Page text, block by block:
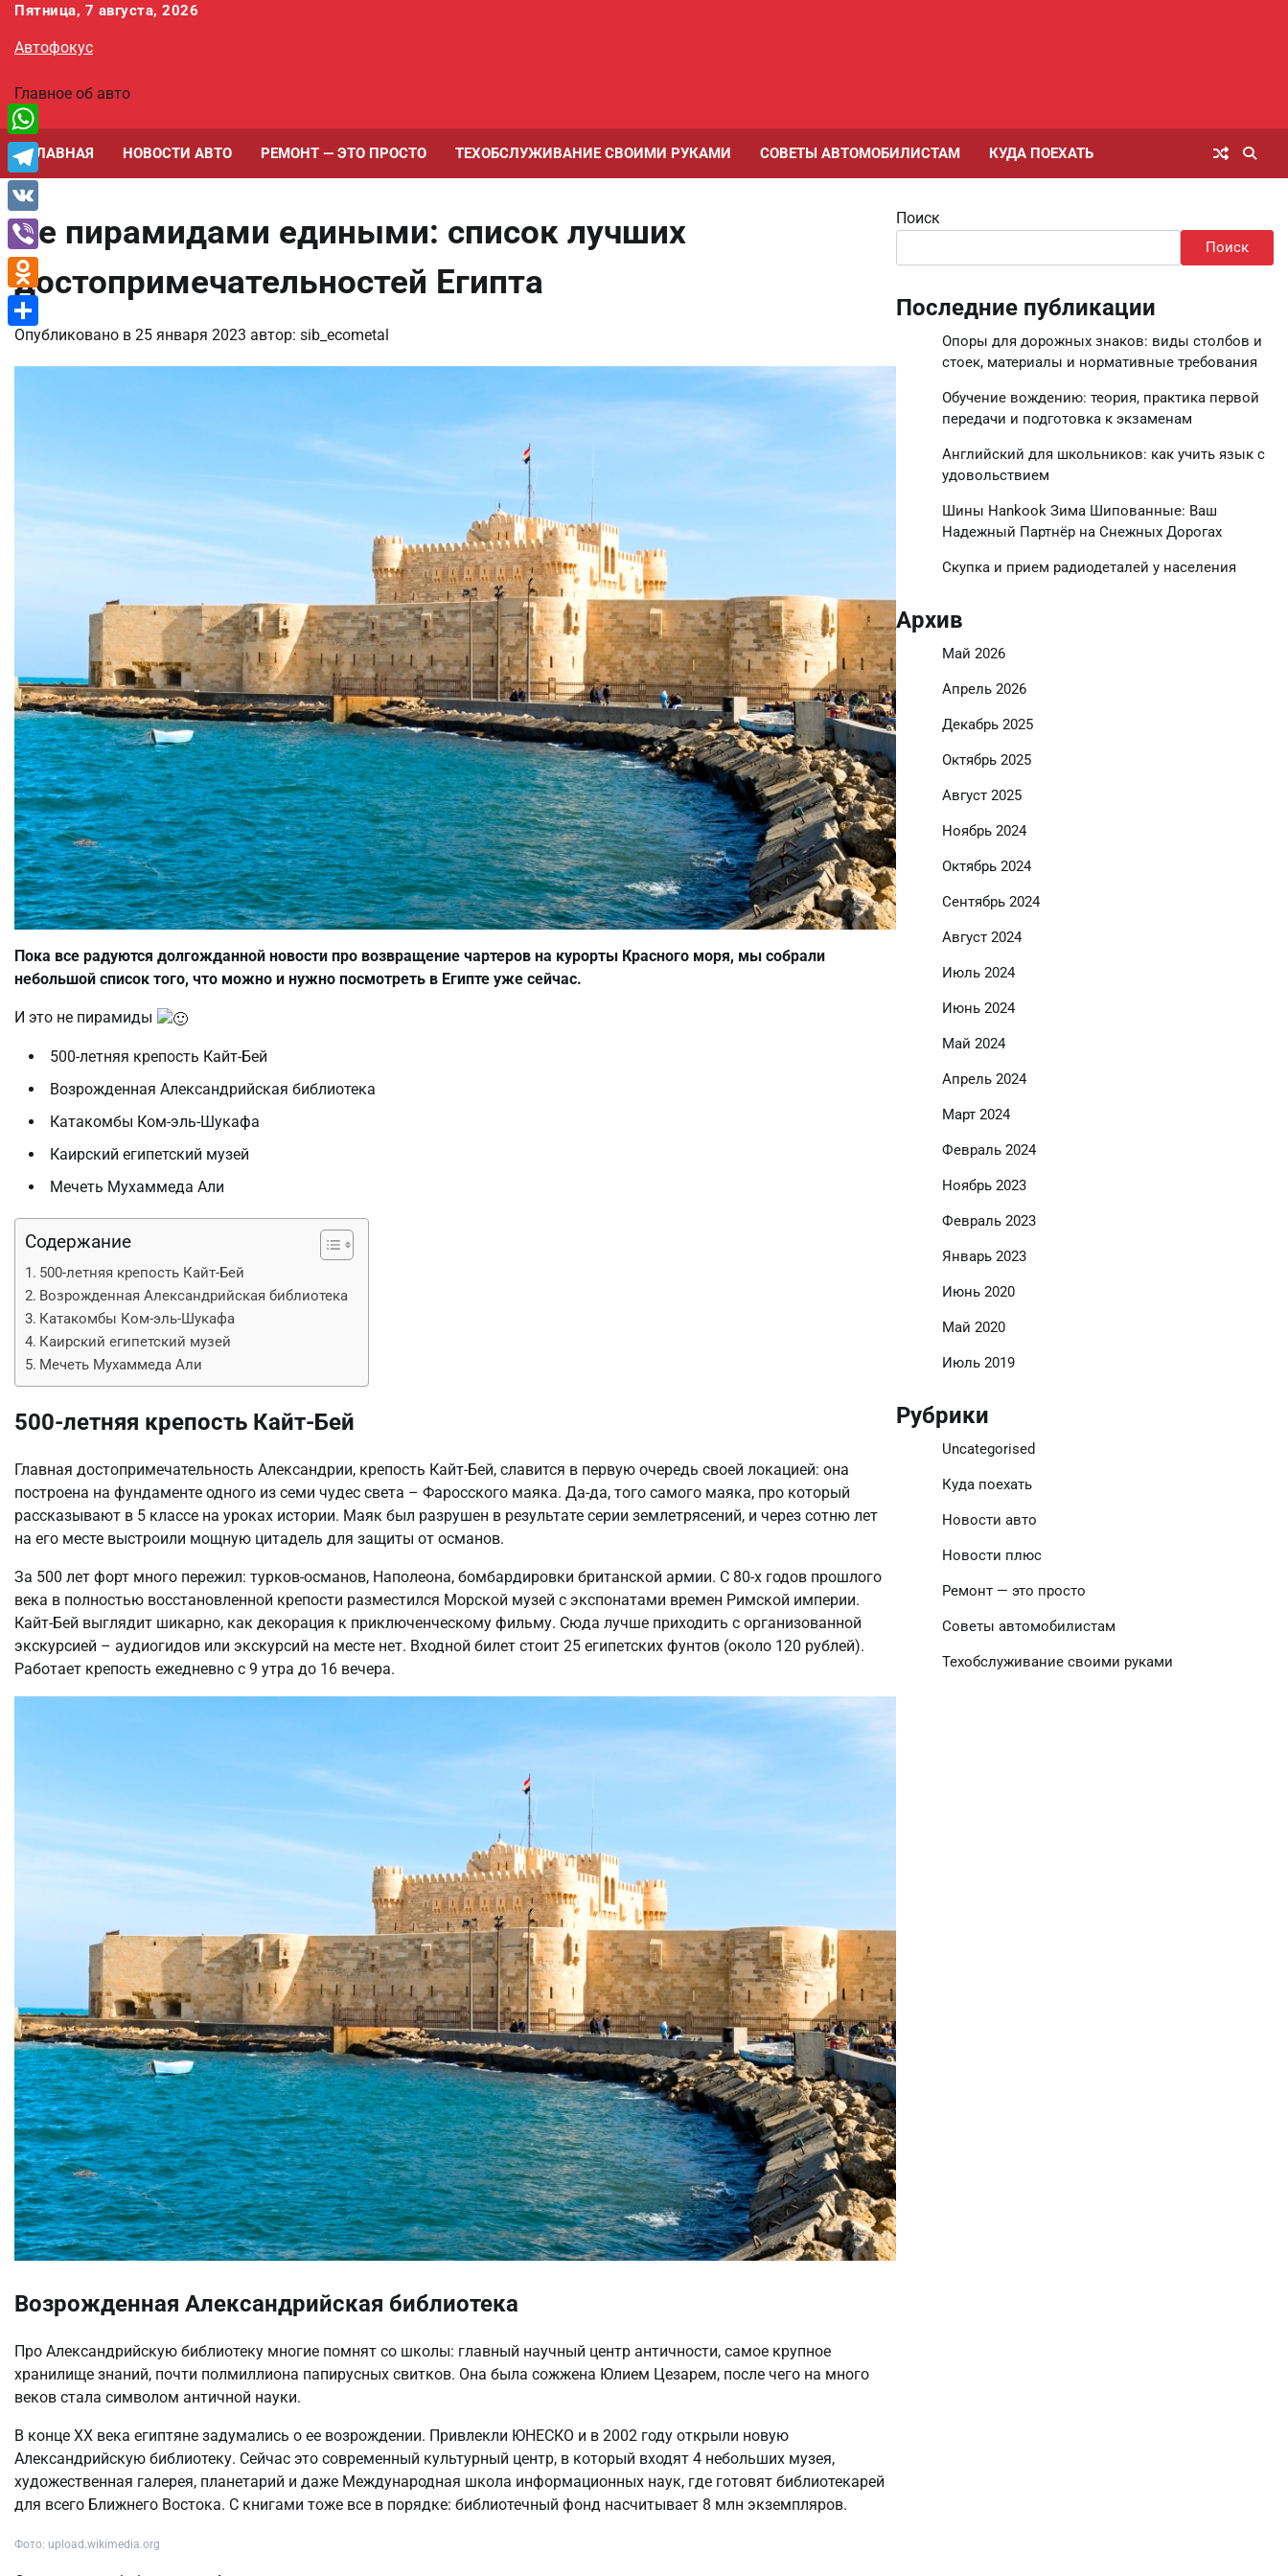
Перейти
содержимому
Пятница, 7 августа, 2026
Автофокус
Главное об авто
ГЛАВНАЯ НОВОСТИ АВТО РЕМОНТ — ЭТО ПРОСТО ТЕХОБСЛУЖИВАНИЕ СВОИМИ РУКАМИ СОВЕТЫ АВТОМОБИЛИСТАМ КУДА ПОЕХАТЬ
Не пирамидами едиными: список лучших
достопримечательностей Египта
Опубликовано в 25 января 2023 автор: sib_ecometal
Пока все радуются долгожданной новости про возвращение чартеров на курорты Красного моря, мы собрали
небольшой список того, что можно и нужно посмотреть в Египте уже сейчас.
И это не пирамиды
500-летняя крепость Кайт-Бей
Возрожденная Александрийская библиотека
Катакомбы Ком-эль-Шукафа
Каирский египетский музей
Мечеть Мухаммеда Али
Содержание
500-летняя крепость Кайт-Бей
Возрожденная Александрийская библиотека
Катакомбы Ком-эль-Шукафа
Каирский египетский музей
Мечеть Мухаммеда Али
500-летняя крепость Кайт-Бей
Главная достопримечательность Александрии, крепость Кайт-Бей, славится в первую очередь своей локацией: она
построена на фундаменте одного из семи чудес света – Фаросского маяка. Да-да, того самого маяка, про который
рассказывают в 5 классе на уроках истории. Маяк был разрушен в результате серии землетрясений, и через сотню лет
на его месте выстроили мощную цитадель для защиты от османов.
За 500 лет форт много пережил: турков-османов, Наполеона, бомбардировки британской армии. С 80-х годов прошлого
века в полностью восстановленной крепости разместился Морской музей с экспонатами времен Римской империи.
Кайт-Бей выглядит шикарно, как декорация к приключенческому фильму. Сюда лучше приходить с организованной
экскурсией – аудиогидов или экскурсий на месте нет. Входной билет стоит 25 египетских фунтов (около 120 рублей).
Работает крепость ежедневно с 9 утра до 16 вечера.
Возрожденная Александрийская библиотека
Про Александрийскую библиотеку многие помнят со школы: главный научный центр античности, самое крупное
хранилище знаний, почти полмиллиона папирусных свитков. Она была сожжена Юлием Цезарем, после чего на много
веков стала символом античной науки.
В конце XX века египтяне задумались о ее возрождении. Привлекли ЮНЕСКО и в 2002 году открыли новую
Александрийскую библиотеку. Сейчас это современный культурный центр, в который входят 4 небольших музея,
художественная галерея, планетарий и даже Международная школа информационных наук, где готовят библиотекарей
для всего Ближнего Востока. С книгами тоже все в порядке: библиотечный фонд насчитывает 8 млн экземпляров.
Фото: upload.wikimedia.org
Поиск
Поиск
Последние публикации
Опоры для дорожных знаков: виды столбов и
стоек, материалы и нормативные требования
Обучение вождению: теория, практика первой
передачи и подготовка к экзаменам
Английский для школьников: как учить язык с
удовольствием
Шины Hankook Зима Шипованные: Ваш
Надежный Партнёр на Снежных Дорогах
Скупка и прием радиодеталей у населения
Архив
Май 2026
Апрель 2026
Декабрь 2025
Октябрь 2025
Август 2025
Ноябрь 2024
Октябрь 2024
Сентябрь 2024
Август 2024
Июль 2024
Июнь 2024
Май 2024
Апрель 2024
Март 2024
Февраль 2024
Ноябрь 2023
Февраль 2023
Январь 2023
Июнь 2020
Май 2020
Июль 2019
Рубрики
Uncategorised
Куда поехать
Новости авто
Новости плюс
Ремонт — это просто
Советы автомобилистам
Техобслуживание своими руками
WhatsApp
Telegram
VK
Viber
Odnoklassniki
Отправить